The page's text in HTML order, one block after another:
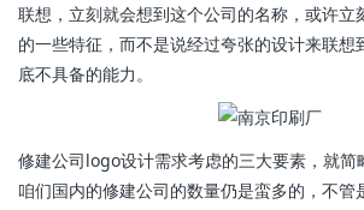
联想，立刻就会想到这个公司的名称，或许立
的一些特征，而不是说经过夸张的设计来联想
底不具备的能力。
修建公司logo设计需求考虑的三大要素，就简
咱们国内的修建公司的数量仍是蛮多的，不管